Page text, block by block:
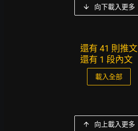
向下載入更多
還有 41 則推文
還有 1 段內文
載入全部
向上載入更多